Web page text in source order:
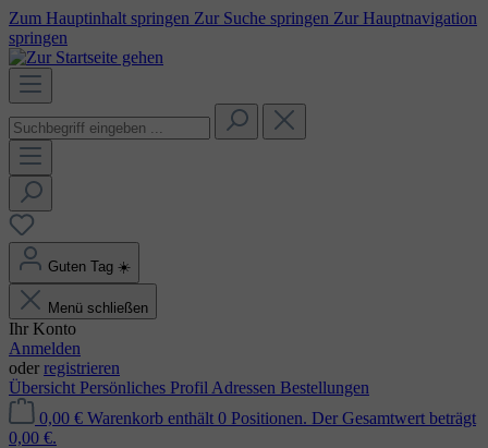
Zum Hauptinhalt springen Zur Suche springen Zur Hauptnavigation
springen
Guten Tag ☀️
Menü schließen
Ihr Konto
Anmelden
oder registrieren
Übersicht Persönliches Profil Adressen Bestellungen
0,00 € Warenkorb enthält 0 Positionen. Der Gesamtwert beträgt
0,00 €.